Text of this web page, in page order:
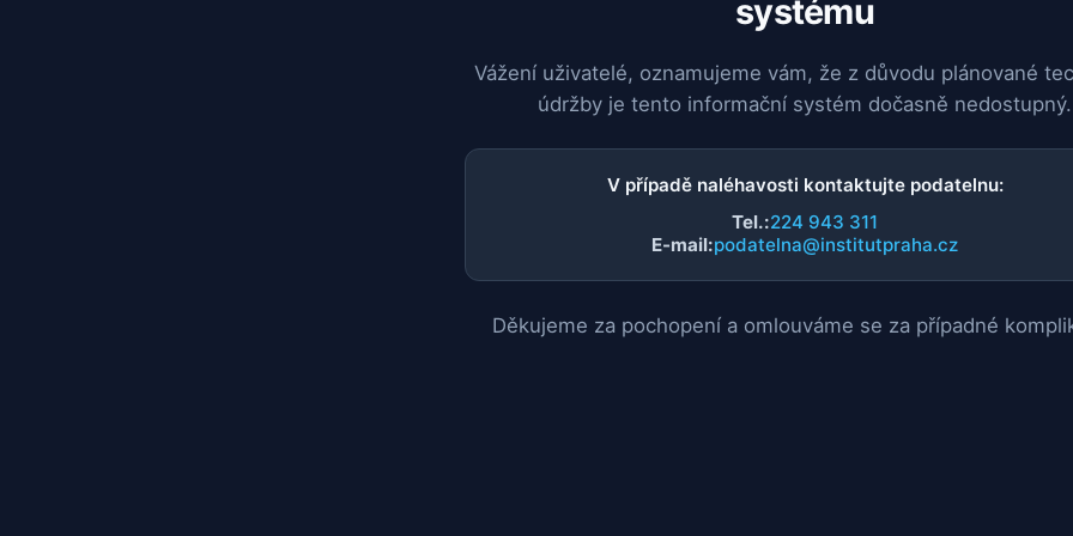
systému
Vážení uživatelé, oznamujeme vám, že z důvodu plánované
údržby je tento informační systém dočasně nedostupný.
V případě naléhavosti kontaktujte podatelnu:
Tel.:224 943 311
E-mail:podatelna@institutpraha.cz
Děkujeme za pochopení a omlouváme se za případné